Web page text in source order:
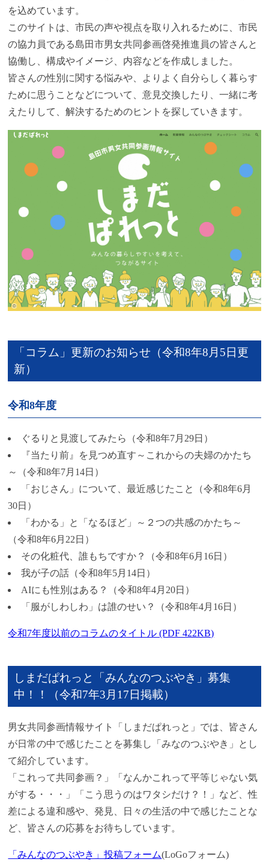
を込めています。
このサイトは、市民の声や視点を取り入れるために、市民
の協力員である島田市男女共同参画啓発推進員の皆さんと
協働し、構成やイメージ、内容などを作成しました。
皆さんの性別に関する悩みや、よりよく自分らしく暮らす
ために思うことなどについて、意見交換したり、一緒に考
えたりして、解決するためのヒントを探していきます。
「コラム」更新のお知らせ（令和8年8月5日更
新）
令和8年度
ぐるりと見渡してみたら（令和8年7月29日）
『当たり前』を見つめ直す～これからの夫婦のかたち
～（令和8年7月14日）
「おじさん」について、最近感じたこと（令和8年6月
30日）
「わかる」と「なるほど」～２つの共感のかたち～
（令和8年6月22日）
その化粧代、誰もちですか？（令和8年6月16日）
我が子の話（令和8年5月14日）
AIにも性別はある？（令和8年4月20日）
「服がしわしわ」は誰のせい？（令和8年4月16日）
令和7年度以前のコラムのタイトル (PDF 422KB)
しまだぱれっと「みんなのつぶやき」募集
中！！（令和7年3月17日掲載）
男女共同参画情報サイト「しまだぱれっと」では、皆さん
が日常の中で感じたことを募集し「みなのつぶやき」とし
て紹介しています。
「これって共同参画？」「なんかこれって平等じゃない気
がする・・・」「こう思うのはワタシだけ？！」など、性
差による違和感や、発見、日々の生活の中で感じたことな
ど、皆さんの応募をお待ちしています。
「みんなのつぶやき」投稿フォーム(LoGoフォーム)